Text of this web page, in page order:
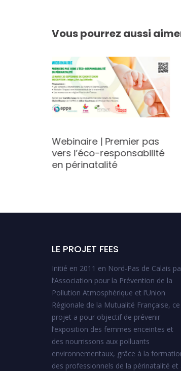
Vous pourrez aussi
Webinaire | Premier pas
vers l’éco-responsabilité
en périnatalité
LE PROJET FEES
Initié en 2011 en Nord-Pas de Calais
l’Association pour la Prévention de la
Pollution Atmosphérique et l’Union
Régionale de la Mutualité Française, ce
projet a pour objectif de prévenir
l’exposition des femmes enceintes et
des nourrissons aux polluants
environnementaux, grâce à la
des professionnels de la périnatalité et